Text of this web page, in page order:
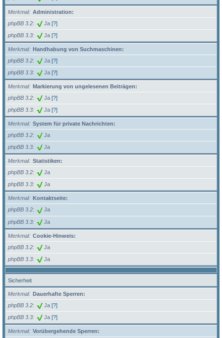
Merkmal
Administration:
phpBB 3.2
Ja [?]
phpBB 3.3 Ja [?]
Merkmal
Handhabung von Suchmaschinen:
phpBB 3.2
Ja [?]
phpBB 3.3 Ja [?]
Merkmal
Markierung von ungelesenen Beiträgen:
phpBB 3.2
Ja [?]
phpBB 3.3 Ja [?]
Merkmal
System für private Nachrichten:
phpBB 3.2
Ja
phpBB 3.3 Ja
Merkmal
Statistiken:
phpBB 3.2
Ja
phpBB 3.3 Ja
Merkmal
Kontaktseite:
phpBB 3.2
Ja
phpBB 3.3 Ja
Merkmal
Cookie-Hinweis:
phpBB 3.2
Ja
phpBB 3.3 Ja
Sicherheit
Merkmal
Dauerhafte Sperren:
phpBB 3.2
Ja [?]
phpBB 3.3 Ja [?]
Merkmal
Vorübergehende Sperren: